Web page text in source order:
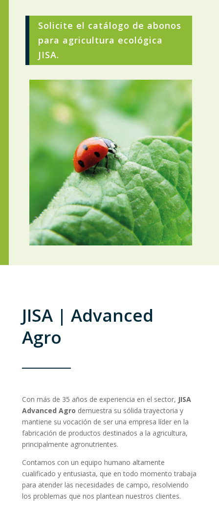
Solicite el catálogo de abonos
para agricultura ecológica
JISA.
JISA | Advanced
Agro
Con más de 35 años de experiencia en el sector, JISA
Advanced Agro demuestra su sólida trayectoria y
mantiene su vocación de ser una empresa líder en la
fabricación de productos destinados a la agricultura,
principalmente agronutrientes.
Contamos con un equipo humano altamente
cualificado y entusiasta, que en todo momento trabaja
para atender las necesidades de campo, resolviendo
los problemas que nos plantean nuestros clientes.